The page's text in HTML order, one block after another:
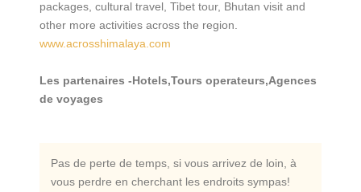
packages, cultural travel, Tibet tour, Bhutan visit and
other more activities across the region.
www.acrosshimalaya.com
Les partenaires -Hotels,Tours operateurs,Agences
de voyages
Pas de perte de temps, si vous arrivez de loin, à
vous perdre en cherchant les endroits sympas!